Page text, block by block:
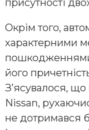
присутності
Окрім того,
характерними
його
З’ясувалося,
Nissan,
не дотримався